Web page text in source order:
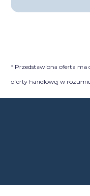
* Przedstawiona oferta
oferty handlowej w